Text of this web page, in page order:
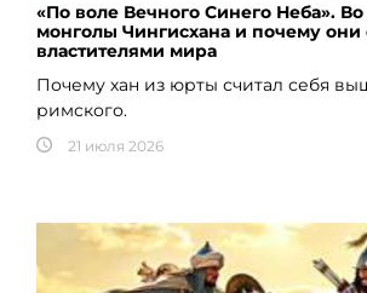
«По воле Вечного Синего Неба».
монголы Чингисхана и почему они
властителями мира
Почему хан из юрты считал себя
римского.
21 июля 2026